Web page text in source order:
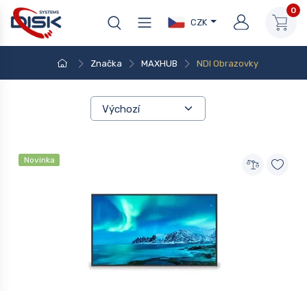
CZK
0
Značka MAXHUB NDI Obrazovky
Novinka